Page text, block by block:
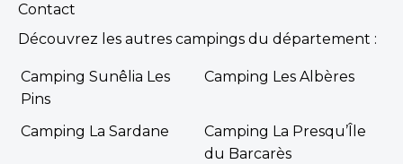
Contact
Découvrez les autres campings du département :
Camping Sunêlia Les
Pins
Camping Les Albères
Camping La Sardane
Camping La Presqu’Île
du Barcarès